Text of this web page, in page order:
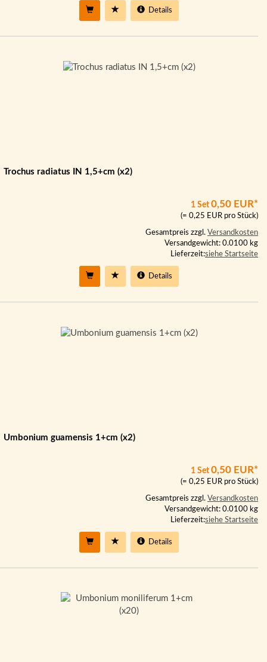
Details
Trochus radiatus IN 1,5+cm (x2)
1 Set 0,50 EUR*
(= 0,25 EUR pro Stück)
Gesamtpreis zzgl. Versandkosten
Versandgewicht: 0.0100 kg
Lieferzeit:siehe Startseite
Details
Umbonium guamensis 1+cm (x2)
1 Set 0,50 EUR*
(= 0,25 EUR pro Stück)
Gesamtpreis zzgl. Versandkosten
Versandgewicht: 0.0100 kg
Lieferzeit:siehe Startseite
Details